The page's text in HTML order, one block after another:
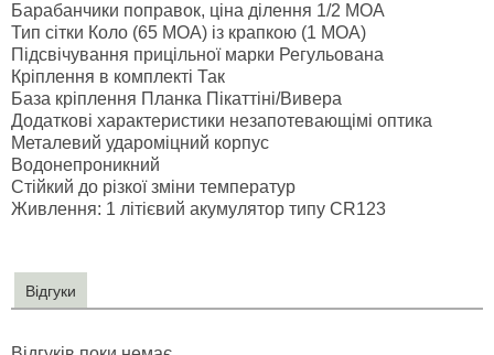
Барабанчики поправок, ціна ділення 1/2 MOA
Тип сітки Коло (65 МОА) із крапкою (1 МОА)
Підсвічування прицільної марки Регульована
Кріплення в комплекті Так
База кріплення Планка Пікаттіні/Вивера
Додаткові характеристики незапотевающімі оптика
Металевий удароміцний корпус
Водонепроникний
Стійкий до різкої зміни температур
Живлення: 1 літієвий акумулятор типу CR123
Відгуки